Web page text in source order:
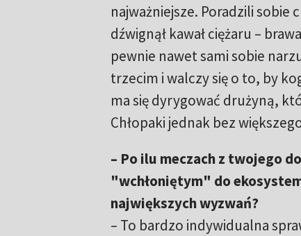
najważniejsze. Poradzili sobie
dźwignął kawał ciężaru –
pewnie nawet sami sobie
trzecim i walczy się o to, by
ma się dyrygować drużyną,
Chłopaki jednak bez
– Po ilu meczach z twojego
"wchłoniętym" do
największych wyzwań?
– To bardzo indywidualna